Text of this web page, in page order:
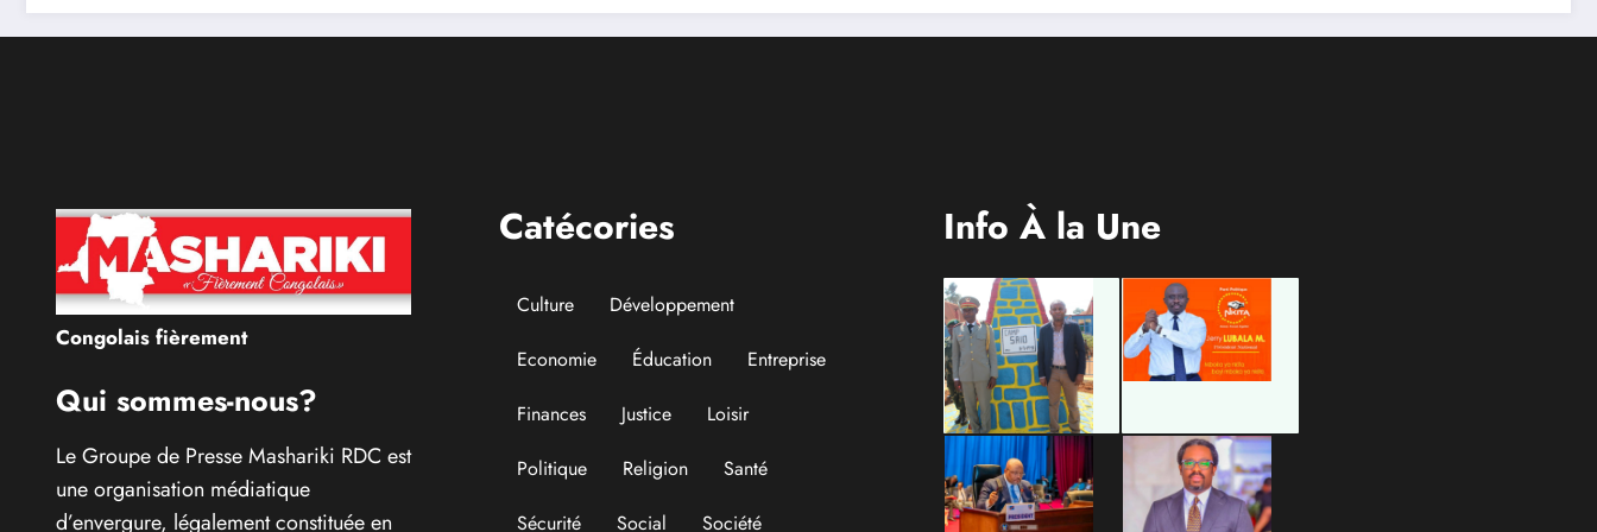
Centre Hospitalier
Congolais fièrement
Qui sommes-nous?
Le Groupe de Presse Mashariki RDC est
une organisation médiatique
d’envergure, légalement constituée en
Catécories
Culture
Développement
Economie
Éducation
Entreprise
Finances
Justice
Loisir
Politique
Religion
Santé
Sécurité
Social Société
Info À la Une